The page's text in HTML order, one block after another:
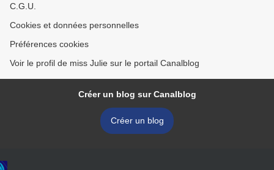
C.G.U.
Cookies et données personnelles
Préférences cookies
Voir le profil de miss Julie sur le portail Canalblog
Créer un blog sur Canalblog
Créer un blog